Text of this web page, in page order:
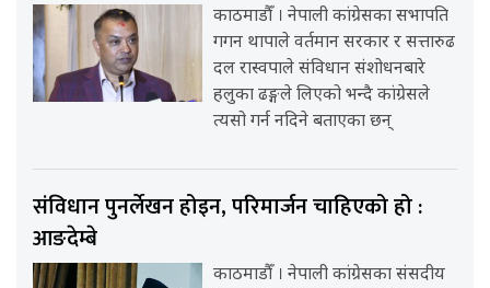
काठमाडौँ । नेपाली कांग्रेसका सभापति
गगन थापाले वर्तमान सरकार र सत्तारुढ
दल रास्वपाले संविधान संशोधनबारे
हलुका ढङ्गले लिएको भन्दै कांग्रेसले
त्यसो गर्न नदिने बताएका छन्
संविधान पुनर्लेखन होइन, परिमार्जन चाहिएको हो :
आङदेम्बे
काठमाडौँ । नेपाली कांग्रेसका संसदीय